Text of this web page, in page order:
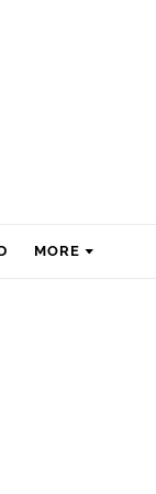
MORE